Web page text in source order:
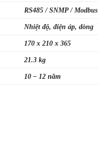
RS485 / SNMP / Modbus
Nhiệt độ, điện áp, dòng
170 x 210 x 365
21.3 kg
10 – 12 năm